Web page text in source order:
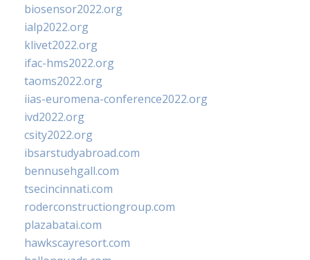
biosensor2022.org
ialp2022.org
klivet2022.org
ifac-hms2022.org
taoms2022.org
iias-euromena-conference2022.org
ivd2022.org
csity2022.org
ibsarstudyabroad.com
bennusehgall.com
tsecincinnati.com
roderconstructiongroup.com
plazabatai.com
hawkscayresort.com